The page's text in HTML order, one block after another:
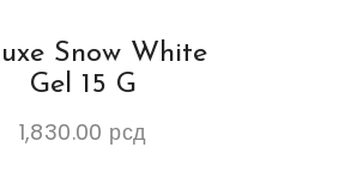
Snow White
Gel 15 G
1,830.00 рсд